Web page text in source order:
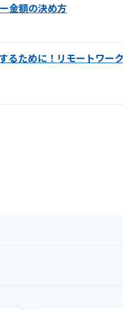
金額の決め方
るために！リモートワー